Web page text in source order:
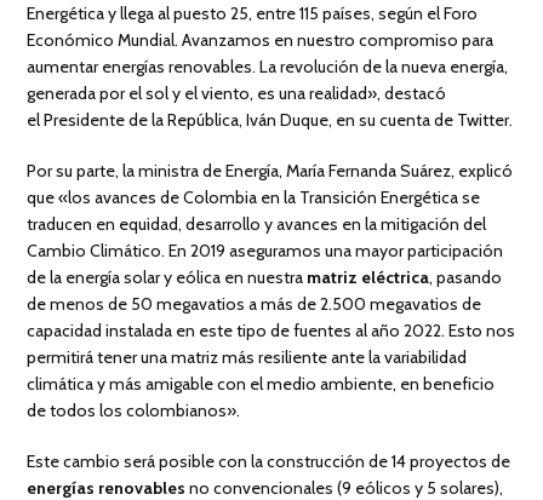
Energética y llega al puesto 25, entre 115 países, según el Foro
Económico Mundial. Avanzamos en nuestro compromiso para
aumentar energías renovables. La revolución de la nueva energía,
generada por el sol y el viento, es una realidad», destacó
el Presidente de la República, Iván Duque, en su cuenta de Twitter.
Por su parte, la ministra de Energía, María Fernanda Suárez, explicó
que «los avances de Colombia en la Transición Energética se
traducen en equidad, desarrollo y avances en la mitigación del
Cambio Climático. En 2019 aseguramos una mayor participación
de la energía solar y eólica en nuestra matriz eléctrica, pasando
de menos de 50 megavatios a más de 2.500 megavatios de
capacidad instalada en este tipo de fuentes al año 2022. Esto nos
permitirá tener una matriz más resiliente ante la variabilidad
climática y más amigable con el medio ambiente, en beneficio
de todos los colombianos».
Este cambio será posible con la construcción de 14 proyectos de
energías renovables no convencionales (9 eólicos y 5 solares),